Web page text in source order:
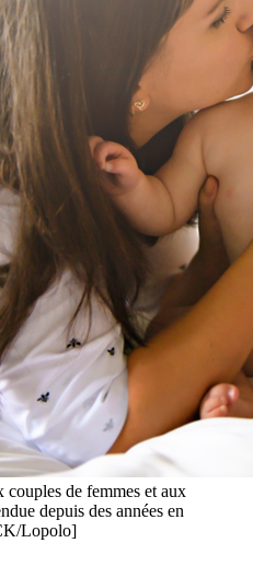
de femmes et aux
depuis des années en
Lopolo]